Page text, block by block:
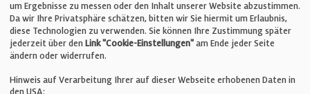
Impressum
um Ergebnisse zu messen oder den Inhalt unserer Website abzustimmen.
Da wir Ihre Privatsphäre schätzen, bitten wir Sie hiermit um Erlaubnis,
diese Technologien zu verwenden. Sie können Ihre Zustimmung später
jederzeit über den Link "Cookie-Einstellungen" am Ende jeder Seite
ändern oder widerrufen.
Hinweis auf Verarbeitung Ihrer auf dieser Webseite erhobenen Daten in
den USA: